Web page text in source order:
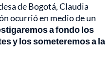
de Bogotá, Claudia
ocurrió en medio de un
a fondo los
y los someteremos a la